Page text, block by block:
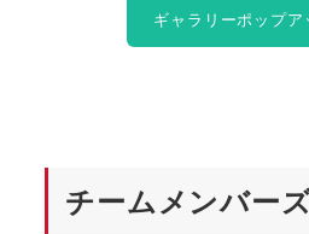
ギャラリーポップア
チームメンバー